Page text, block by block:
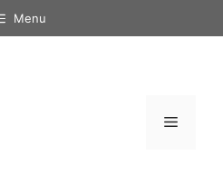
Menu
Menú